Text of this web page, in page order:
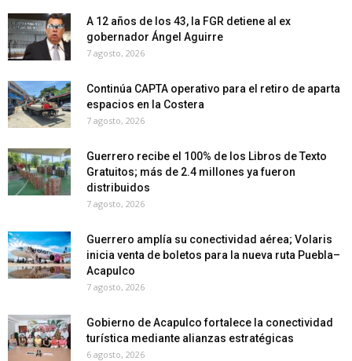
A 12 años de los 43, la FGR detiene al ex
gobernador Ángel Aguirre
7 agosto, 2026
Continúa CAPTA operativo para el retiro de aparta
espacios en la Costera
7 agosto, 2026
Guerrero recibe el 100% de los Libros de Texto
Gratuitos; más de 2.4 millones ya fueron
distribuidos
7 agosto, 2026
Guerrero amplía su conectividad aérea; Volaris
inicia venta de boletos para la nueva ruta Puebla–
Acapulco
7 agosto, 2026
Gobierno de Acapulco fortalece la conectividad
turística mediante alianzas estratégicas
6 agosto, 2026